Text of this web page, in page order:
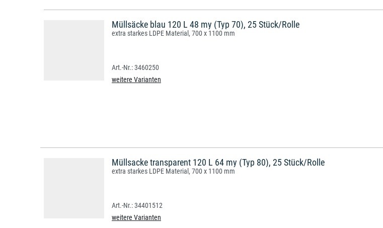
Müllsäcke blau 120 L 48 my (Typ 70), 25 Stück/Rolle
extra starkes LDPE Material, 700 x 1100 mm
3460250
weitere Varianten
Müllsacke transparent 120 L 64 my (Typ 80), 25 Stück/Rolle
extra starkes LDPE Material, 700 x 1100 mm
34401512
weitere Varianten